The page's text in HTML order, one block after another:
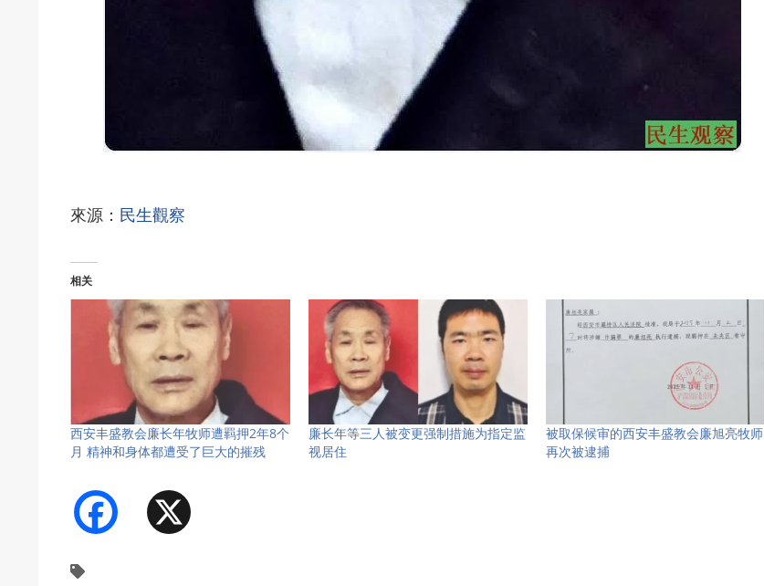
來源： 民生觀察
相关
西安丰盛教会廉长年牧师遭羁押2年8个
月 精神和身体都遭受了巨大的摧残
廉长年等三人被变更强制措施为指定监
视居住
被取保候审的西安丰盛教会廉旭亮牧师
再次被逮捕
Facebook